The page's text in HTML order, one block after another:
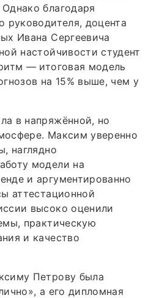
благодаря
руководителя, доцента
Ивана Сергеевича
настойчивости студент
— итоговая модель
на 15% выше, чем у
в напряжённой, но
Максим уверенно
наглядно
модели на
и аргументированно
аттестационной
высоко оценили
практическую
и качество
Петрову была
а его дипломная